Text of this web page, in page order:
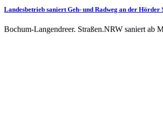
Landesbetrieb saniert Geh- und Radweg an der Hörder
Bochum-Langendreer. Straßen.NRW saniert ab